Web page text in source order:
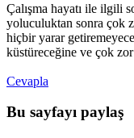
Çalışma hayatı ile ilgili
yoluculuktan sonra çok
hiçbir yarar
küstüreceğine ve çok
Cevapla
Bu sayfayı paylaş